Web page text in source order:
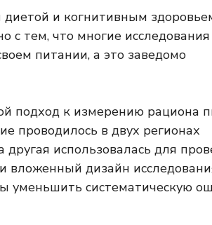
и когнитивным
с тем, что многие исследования
питании, а это заведомо
подход к измерению рациона
проводилось в двух регионах
использовалась для
вложенный дизайн
уменьшить систематическую